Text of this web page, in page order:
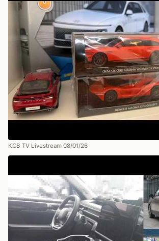
KCB TV Livestream 08/01/26